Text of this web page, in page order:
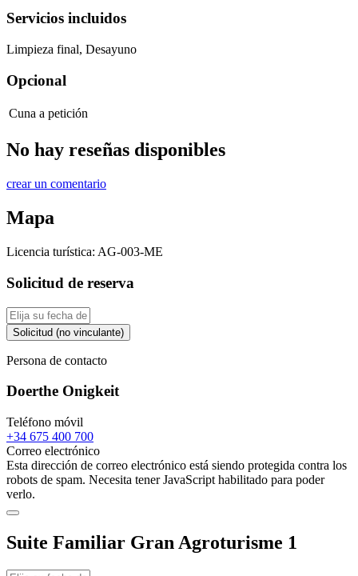
Servicios incluidos
Limpieza final, Desayuno
Opcional
Cuna a petición
No hay reseñas disponibles
crear un comentario
Mapa
Licencia turística: AG-003-ME
Solicitud de reserva
Solicitud (no vinculante)
Persona de contacto
Doerthe Onigkeit
Teléfono móvil
+34 675 400 700
Correo electrónico
Esta dirección de correo electrónico está siendo protegida contra los
robots de spam. Necesita tener JavaScript habilitado para poder
verlo.
Suite Familiar Gran Agroturisme 1